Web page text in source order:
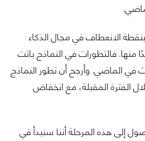
الانعطاف في مجال الذكاء
منها. فالتطورات في النماذج باتت
في الماضي. وأرجح أن تطور النماذج
الفترة المقبلة، مع انخفاض
إلى هذه المرحلة أننا سنبدأ في